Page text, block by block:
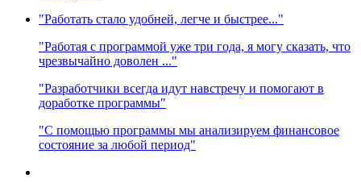
"Работать стало удобней, легче и быстрее..."
"Работая с программой уже три года, я могу сказать, что
чрезвычайно доволен ..."
"Разработчики всегда идут навстречу и помогают в
доработке программы"
"С помощью программы мы анализируем финансовое
состояние за любой период"